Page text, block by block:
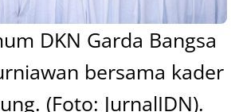
DKN Garda Bangsa
bersama kader
(Foto: JurnalIDN).